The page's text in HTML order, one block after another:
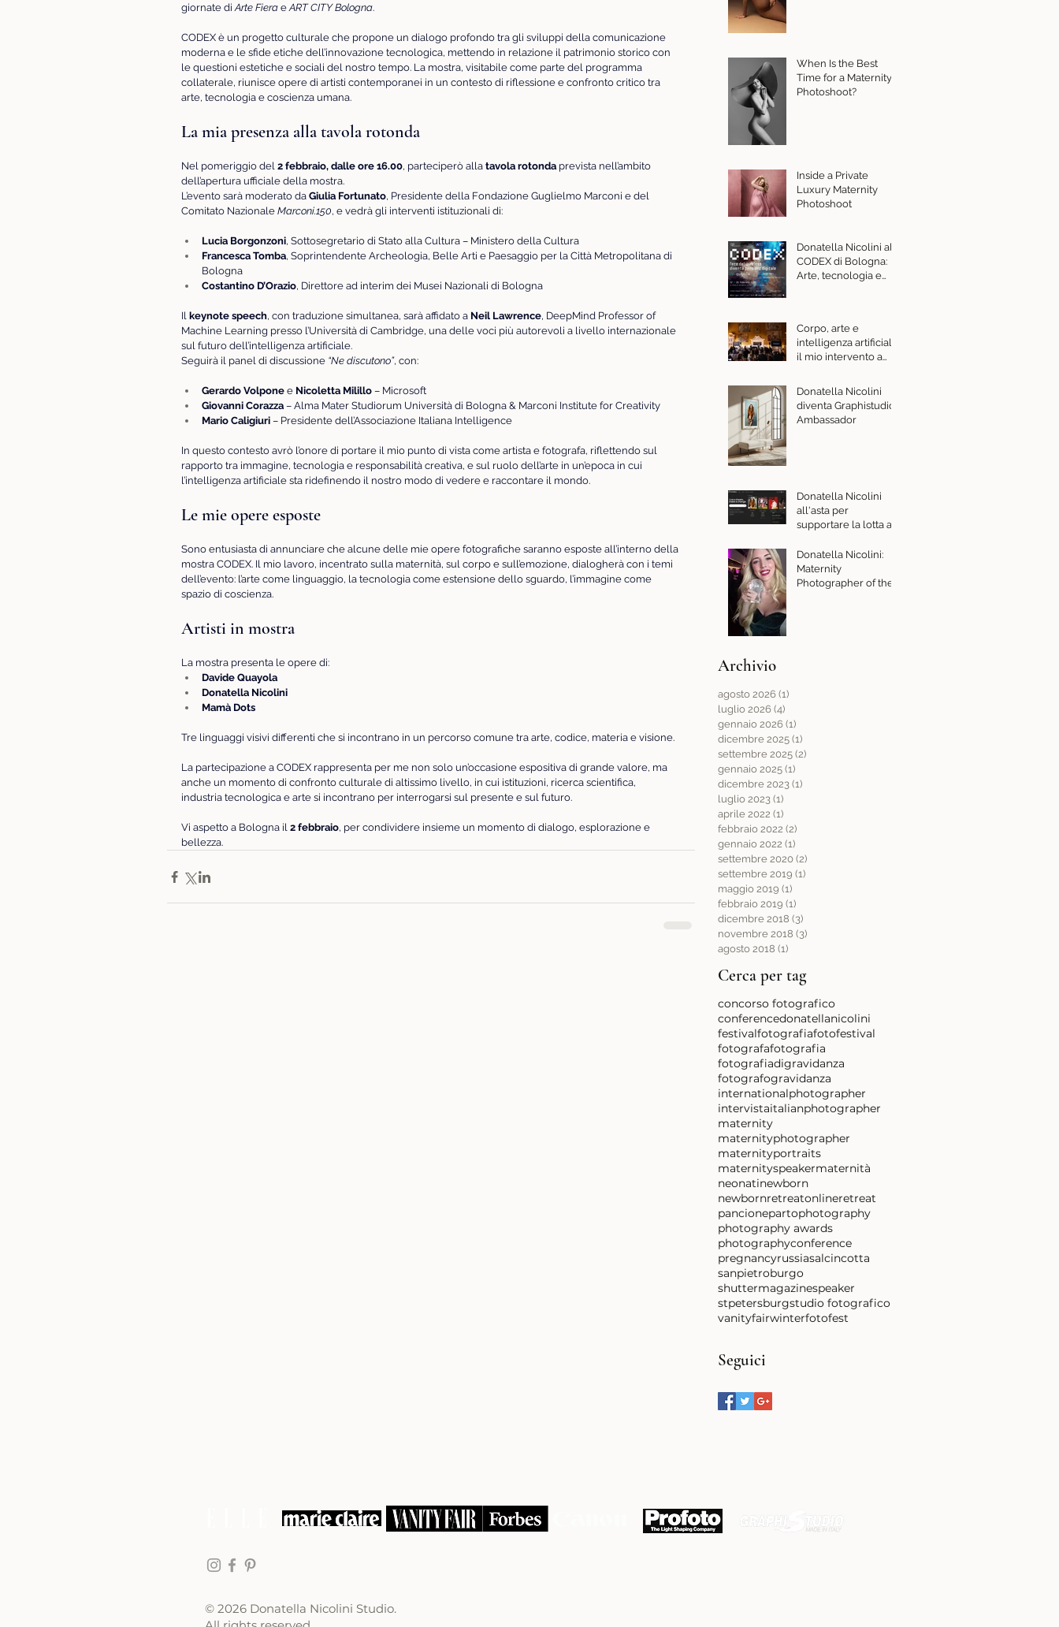
giornate di Arte Fiera e ART CITY Bologna.
CODEX è un progetto culturale che propone un dialogo profondo tra gli sviluppi della comunicazione
moderna e le sfide etiche dell’innovazione tecnologica, mettendo in relazione il patrimonio storico con
le questioni estetiche e sociali del nostro tempo. La mostra, visitabile come parte del programma
collaterale, riunisce opere di artisti contemporanei in un contesto di riflessione e confronto critico tra
arte, tecnologia e coscienza umana.
La mia presenza alla tavola rotonda
Nel pomeriggio del 2 febbraio, dalle ore 16.00, parteciperò alla tavola rotonda prevista nell’ambito
dell’apertura ufficiale della mostra.
L’evento sarà moderato da Giulia Fortunato, Presidente della Fondazione Guglielmo Marconi e del
Comitato Nazionale Marconi.150, e vedrà gli interventi istituzionali di:
Lucia Borgonzoni, Sottosegretario di Stato alla Cultura – Ministero della Cultura
Francesca Tomba, Soprintendente Archeologia, Belle Arti e Paesaggio per la Città Metropolitana di
Bologna
Costantino D’Orazio, Direttore ad interim dei Musei Nazionali di Bologna
Il keynote speech, con traduzione simultanea, sarà affidato a Neil Lawrence, DeepMind Professor of
Machine Learning presso l’Università di Cambridge, una delle voci più autorevoli a livello internazionale
sul futuro dell’intelligenza artificiale.
Seguirà il panel di discussione “Ne discutono”, con:
Gerardo Volpone e Nicoletta Milillo – Microsoft
Giovanni Corazza – Alma Mater Studiorum Università di Bologna & Marconi Institute for Creativity
Mario Caligiuri – Presidente dell’Associazione Italiana Intelligence
In questo contesto avrò l’onore di portare il mio punto di vista come artista e fotografa, riflettendo sul
rapporto tra immagine, tecnologia e responsabilità creativa, e sul ruolo dell’arte in un’epoca in cui
l’intelligenza artificiale sta ridefinendo il nostro modo di vedere e raccontare il mondo.
Le mie opere esposte
Sono entusiasta di annunciare che alcune delle mie opere fotografiche saranno esposte all’interno della
mostra CODEX. Il mio lavoro, incentrato sulla maternità, sul corpo e sull’emozione, dialogherà con i temi
dell’evento: l’arte come linguaggio, la tecnologia come estensione dello sguardo, l’immagine come
spazio di coscienza.
Artisti in mostra
La mostra presenta le opere di:
Davide Quayola
Donatella Nicolini
Mamà Dots
Tre linguaggi visivi differenti che si incontrano in un percorso comune tra arte, codice, materia e visione.
La partecipazione a CODEX rappresenta per me non solo un’occasione espositiva di grande valore, ma
anche un momento di confronto culturale di altissimo livello, in cui istituzioni, ricerca scientifica,
industria tecnologica e arte si incontrano per interrogarsi sul presente e sul futuro.
Vi aspetto a Bologna il 2 febbraio, per condividere insieme un momento di dialogo, esplorazione e
bellezza.
When Is the Best
Time for a Maternity
Photoshoot?
Inside a Private
Luxury Maternity
Photoshoot
Donatella Nicolini al
CODEX di Bologna:
Arte, tecnologia e
Corpo, arte e
intelligenza artificiale:
il mio intervento a
invito del Ministero
della Cultura
Donatella Nicolini
diventa Graphistudio
Ambassador
Donatella Nicolini
all'asta per
supportare la lotta ai
Komen Italia e Charity
Stars
Donatella Nicolini:
Maternity
Photographer of the
Archivio
agosto 2026 (1)
luglio 2026 (4)
gennaio 2026 (1)
dicembre 2025 (1)
settembre 2025 (2)
gennaio 2025 (1)
dicembre 2023 (1)
luglio 2023 (1)
aprile 2022 (1)
febbraio 2022 (2)
gennaio 2022 (1)
settembre 2020 (2)
settembre 2019 (1)
maggio 2019 (1)
febbraio 2019 (1)
dicembre 2018 (3)
novembre 2018 (3)
agosto 2018 (1)
Cerca per tag
concorso fotografico
conferencedonatellanicolini
festivalfotografiafotofestival
fotografafotografia
fotografiadigravidanza
fotografogravidanza
internationalphotographer
intervistaitalianphotographer
maternity
maternityphotographer
maternityportraits
maternityspeakermaternità
neonatinewborn
newbornretreatonlineretreat
pancionepartophotography
photography awards
photographyconference
pregnancyrussiasalcincotta
sanpietroburgo
shuttermagazinespeaker
stpetersburgstudio fotografico
vanityfairwinterfotofest
Seguici
© 2026 Donatella Nicolini Studio.